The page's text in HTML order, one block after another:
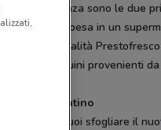
e convenienza sono le due
a fare la spesa in un
queste due qualità
freschi e genuini provenienti
il volantino
settimane puoi sfogliare il